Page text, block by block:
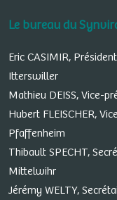
Le bureau du
Eric CASIMIR,
Itterswiller
Mathieu DEISS, Vice-
Hubert FLEISCHER,
Pfaffenheim
Thibault SPECHT,
Mittelwihr
Jérémy WELTY,